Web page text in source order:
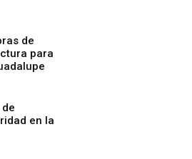
de
para
de
en la